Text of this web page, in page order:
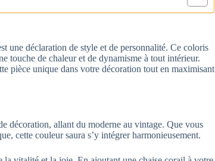
une déclaration de style et de personnalité. Ce coloris
touche de chaleur et de dynamisme à tout intérieur.
pièce unique dans votre décoration tout en maximisant
décoration, allant du moderne au vintage. Que vous
cette couleur saura s’y intégrer harmonieusement.